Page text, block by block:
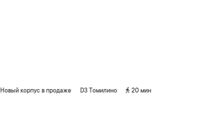
Новый корпус в продаже D3 Томилино 20 мин